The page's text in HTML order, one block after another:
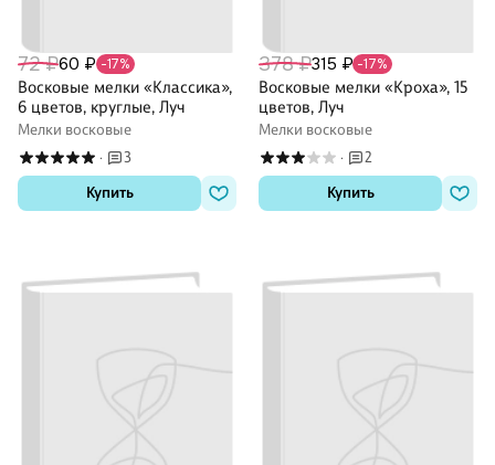
72 ₽60 ₽ -17%
Восковые мелки «Классика»,
6 цветов, круглые, Луч
Мелки восковые
·
3
Купить
378 ₽315 ₽ -17%
Восковые мелки «Кроха», 15
цветов, Луч
Мелки восковые
·
2
Купить